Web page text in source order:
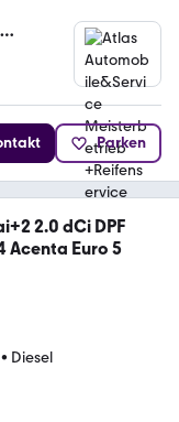
Parken
2.0 dCi DPF
Acenta Euro 5
• Diesel